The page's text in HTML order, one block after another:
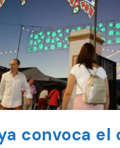
convoca el